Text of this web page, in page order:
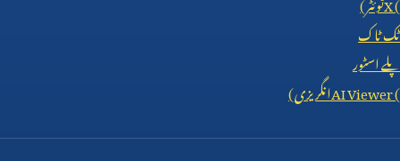
ٹک ٹاک
پلے اسٹور
AI Viewer (انگریزی)